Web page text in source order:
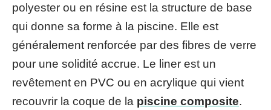
polyester ou en résine est la structure de base
qui donne sa forme à la piscine. Elle est
généralement renforcée par des fibres de verre
pour une solidité accrue. Le liner est un
revêtement en PVC ou en acrylique qui vient
recouvrir la coque de la piscine composite.